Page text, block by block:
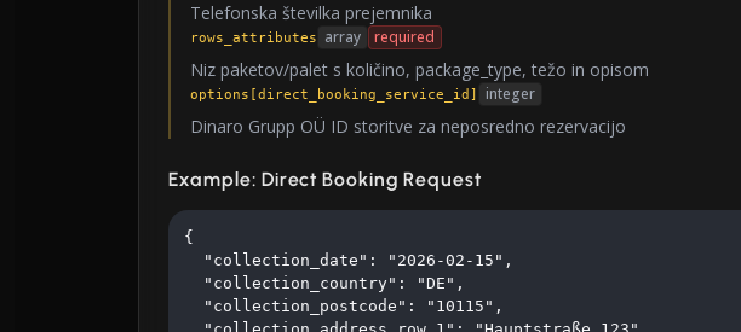
Telefonska številka prejemnika
rows_attributes array required
Niz paketov/palet s količino, package_type, težo in opisom
options[direct_booking_service_id] integer
Dinaro Grupp OÜ ID storitve za neposredno rezervacijo
Example: Direct Booking Request
{
  "collection_date": "2026-02-15",
  "collection_country": "DE",
  "collection_postcode": "10115",